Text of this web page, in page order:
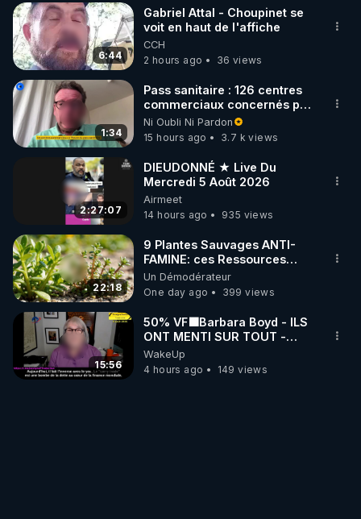
▶ 30 jours gratuit sur l’application de méditation et
de bien-être ENVOL :
Rendez-vous sur https://www.envol.app/code
le code : REGENERE
6:44
Gabriel Attal - Choupinet se
voit en haut de l'affiche
CCH
2 hours ago
36 views
1:34
Pass sanitaire : 126 centres
commerciaux concernés par
l'obligation dans toute la
France
Ni Oubli Ni Pardon
15 hours ago
3.7 k views
2:27:07
DIEUDONNÉ ★ Live Du
Mercredi 5 Août 2026
Airmeet
14 hours ago
935 views
22:18
9 Plantes Sauvages ANTI-
FAMINE: ces Ressources
JARDIN&des Haies
Un Démodérateur
One day ago
399 views
15:56
50% VF🟩Barbara Boyd - ILS
ONT MENTI SUR TOUT -
Jocelyne Traduction
WakeUp
4 hours ago
149 views